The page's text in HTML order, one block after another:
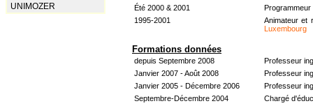
UNIMOZER
Été 2000 & 2001
Programmeur
1995-2001
Animateur et
Luxembourg
Formations données
depuis Septembre 2008
Professeur
Janvier 2007 - Août 2008
Professeur
Janvier 2005 - Décembre 2006
Professeur
Septembre-Décembre 2004
Chargé